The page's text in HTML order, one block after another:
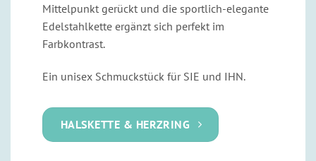
Mittelpunkt gerückt und die sportlich-elegante
Edelstahlkette ergänzt sich perfekt im
Farbkontrast.
Ein unisex Schmuckstück für SIE und IHN.
HALSKETTE & HERZRING